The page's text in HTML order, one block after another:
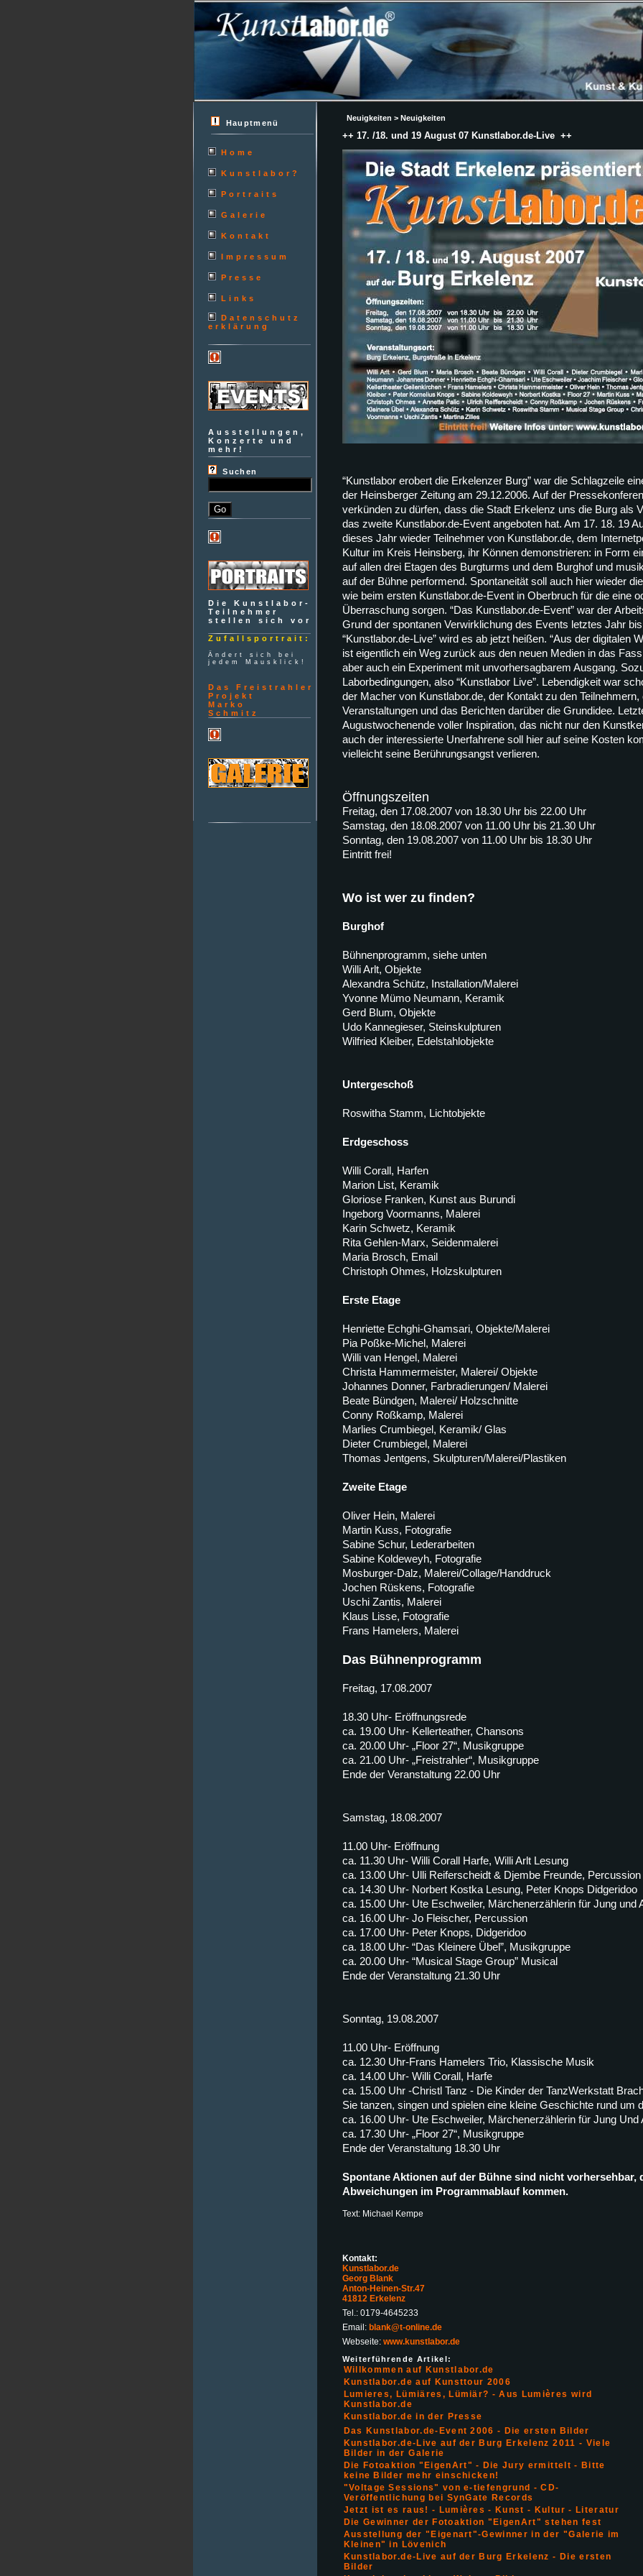
Hauptmenü
Home
Kunstlabor?
Portraits
Galerie
Kontakt
Impressum
Presse
Links
Datenschutz
erklärung
Ausstellungen,
Konzerte und
mehr!
Suchen
Die Kunstlabor-
Teilnehmer
stellen sich vor
Zufallsportrait:
Ändert sich bei
jedem Mausklick!
Das Freistrahler
Projekt
Marko
Schmitz
Neuigkeiten > Neuigkeiten
++ 17. /18. und 19 August 07 Kunstlabor.de-Live ++
“Kunstlabor erobert die Erkelenzer Burg” war die Schlagzeile
der Heinsberger Zeitung am 29.12.2006. Auf der
verkünden zu dürfen, dass die Stadt Erkelenz uns die Burg als
das zweite Kunstlabor.de-Event angeboten hat. Am 17. 18. 19
dieses Jahr wieder Teilnehmer von Kunstlabor.de, dem
Kultur im Kreis Heinsberg, ihr Können demonstrieren: in Form
auf allen drei Etagen des Burgturms und dem Burghof und
auf der Bühne performend. Spontaneität soll auch hier wieder
wie beim ersten Kunstlabor.de-Event in Oberbruch für die eine
Überraschung sorgen. “Das Kunstlabor.de-Event” war der
Grund der spontanen Verwirklichung des Events letztes Jahr
“Kunstlabor.de-Live” wird es ab jetzt heißen. “Aus der digitalen
ist eigentlich ein Weg zurück aus den neuen Medien in das
aber auch ein Experiment mit unvorhersagbarem Ausgang.
Laborbedingungen, also “Kunstlabor Live”. Lebendigkeit war
der Macher von Kunstlabor.de, der Kontakt zu den
Veranstaltungen und das Berichten darüber die Grundidee.
Augustwochenende voller Inspiration, das nicht nur den
auch der interessierte Unerfahrene soll hier auf seine Kosten
vielleicht seine Berührungsangst verlieren.
Öffnungszeiten
Freitag, den 17.08.2007 von 18.30 Uhr bis 22.00 Uhr
Samstag, den 18.08.2007 von 11.00 Uhr bis 21.30 Uhr
Sonntag, den 19.08.2007 von 11.00 Uhr bis 18.30 Uhr
Eintritt frei!
Wo ist wer zu finden?
Burghof
Bühnenprogramm, siehe unten
Willi Arlt, Objekte
Alexandra Schütz, Installation/Malerei
Yvonne Mümo Neumann, Keramik
Gerd Blum, Objekte
Udo Kannegieser, Steinskulpturen
Wilfried Kleiber, Edelstahlobjekte
Untergeschoß
Roswitha Stamm, Lichtobjekte
Erdgeschoss
Willi Corall, Harfen
Marion List, Keramik
Gloriose Franken, Kunst aus Burundi
Ingeborg Voormanns, Malerei
Karin Schwetz, Keramik
Rita Gehlen-Marx, Seidenmalerei
Maria Brosch, Email
Christoph Ohmes, Holzskulpturen
Erste Etage
Henriette Echghi-Ghamsari, Objekte/Malerei
Pia Poßke-Michel, Malerei
Willi van Hengel, Malerei
Christa Hammermeister, Malerei/ Objekte
Johannes Donner, Farbradierungen/ Malerei
Beate Bündgen, Malerei/ Holzschnitte
Conny Roßkamp, Malerei
Marlies Crumbiegel, Keramik/ Glas
Dieter Crumbiegel, Malerei
Thomas Jentgens, Skulpturen/Malerei/Plastiken
Zweite Etage
Oliver Hein, Malerei
Martin Kuss, Fotografie
Sabine Schur, Lederarbeiten
Sabine Koldeweyh, Fotografie
Mosburger-Dalz, Malerei/Collage/Handdruck
Jochen Rüskens, Fotografie
Uschi Zantis, Malerei
Klaus Lisse, Fotografie
Frans Hamelers, Malerei
Das Bühnenprogramm
Freitag, 17.08.2007
18.30 Uhr- Eröffnungsrede
ca. 19.00 Uhr- Kellerteather, Chansons
ca. 20.00 Uhr- „Floor 27“, Musikgruppe
ca. 21.00 Uhr- „Freistrahler“, Musikgruppe
Ende der Veranstaltung 22.00 Uhr
Samstag, 18.08.2007
11.00 Uhr- Eröffnung
ca. 11.30 Uhr- Willi Corall Harfe, Willi Arlt Lesung
ca. 13.00 Uhr- Ulli Reiferscheidt & Djembe Freunde, Percussion
ca. 14.30 Uhr- Norbert Kostka Lesung, Peter Knops Didgeridoo
ca. 15.00 Uhr- Ute Eschweiler, Märchenerzählerin für Jung und
ca. 16.00 Uhr- Jo Fleischer, Percussion
ca. 17.00 Uhr- Peter Knops, Didgeridoo
ca. 18.00 Uhr- “Das Kleinere Übel”, Musikgruppe
ca. 20.00 Uhr- “Musical Stage Group” Musical
Ende der Veranstaltung 21.30 Uhr
Sonntag, 19.08.2007
11.00 Uhr- Eröffnung
ca. 12.30 Uhr-Frans Hamelers Trio, Klassische Musik
ca. 14.00 Uhr- Willi Corall, Harfe
ca. 15.00 Uhr -Christl Tanz - Die Kinder der TanzWerkstatt
Sie tanzen, singen und spielen eine kleine Geschichte rund um
ca. 16.00 Uhr- Ute Eschweiler, Märchenerzählerin für Jung Und
ca. 17.30 Uhr- „Floor 27“, Musikgruppe
Ende der Veranstaltung 18.30 Uhr
Spontane Aktionen auf der Bühne sind nicht vorhersehbar,
Abweichungen im Programmablauf kommen.
Text: Michael Kempe
Kontakt:
Kunstlabor.de
Georg Blank
Anton-Heinen-Str.47
41812 Erkelenz
Tel.: 0179-4645233
Email: blank@t-online.de
Webseite: www.kunstlabor.de
Weiterführende Artikel:
Willkommen auf Kunstlabor.de
Kunstlabor.de auf Kunsttour 2006
Lumieres, Lümiäres, Lümiär? - Aus Lumières wird
Kunstlabor.de
Kunstlabor.de in der Presse
Das Kunstlabor.de-Event 2006 - Die ersten Bilder
Kunstlabor.de-Live auf der Burg Erkelenz 2011 - Viele
Bilder in der Galerie
Die Fotoaktion "EigenArt" - Die Jury ermittelt - Bitte
keine Bilder mehr einschicken!
"Voltage Sessions" von e-tiefengrund - CD-
Veröffentlichung bei SynGate Records
Jetzt ist es raus! - Lumières - Kunst - Kultur - Literatur
Die Gewinner der Fotoaktion "EigenArt" stehen fest
Ausstellung der "Eigenart"-Gewinner in der "Galerie im
Kleinen" in Lövenich
Kunstlabor.de-Live auf der Burg Erkelenz - Die ersten
Bilder